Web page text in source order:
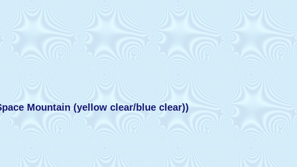
Mountain (yellow clear/blue clear))